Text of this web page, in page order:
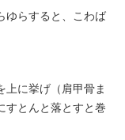
ゆらすると、こわば
に挙げ（肩甲骨ま
すとんと落とすと巻